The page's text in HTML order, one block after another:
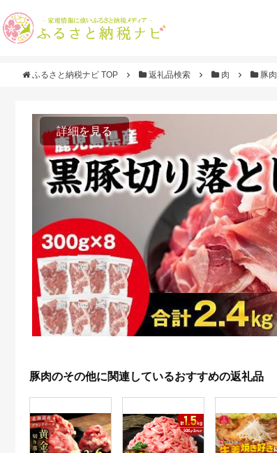
ふるさと納税ナビ TOP 返礼品検索 肉 豚肉
詳細を見る
豚肉のその他に関連しているおすすめの返礼品